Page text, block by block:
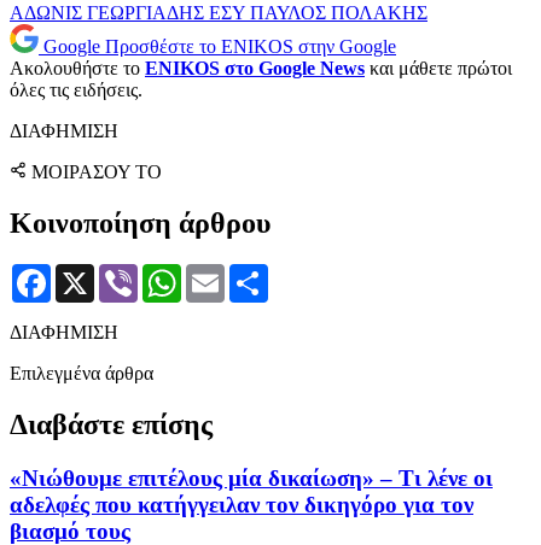
ΑΔΩΝΙΣ ΓΕΩΡΓΙΑΔΗΣ ΕΣΥ ΠΑΥΛΟΣ ΠΟΛΑΚΗΣ
Google Προσθέστε το ENIKOS στην Google
Ακολουθήστε το ENIKOS στο Google News και μάθετε πρώτοι
όλες τις ειδήσεις.
ΔΙΑΦΗΜΙΣΗ
ΜΟΙΡΑΣΟΥ ΤΟ
Κοινοποίηση άρθρου
Facebook
X Viber WhatsApp
Email
ΔΙΑΦΗΜΙΣΗ
Επιλεγμένα άρθρα
Διαβάστε επίσης
«Νιώθουμε επιτέλους μία δικαίωση» – Τι λένε οι
αδελφές που κατήγγειλαν τον δικηγόρο για τον
βιασμό τους